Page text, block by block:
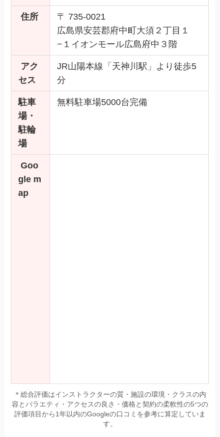
住所
〒 735-0021
広島県安芸郡府中町大須２丁目１
−１イオンモール広島府中３階
アク
セス
JR山陽本線「天神川駅」より徒歩5
分
駐車
場・
駐輪
場
無料駐車場5000台完備
Goo
gle m
ap
＊総合評価はインストラクターの質・施設の環境・クラスの内
容とバラエティ・アクセスの良さ・価格と契約の柔軟性の5つの
評価項目から1年以内のGoogleの口コミを参考に算定していま
す。